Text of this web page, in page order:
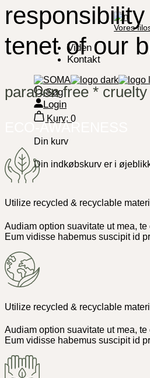
Vores
Viden
Kontakt
Søg
Login
Kurv: 0
Din kurv
Din indkøbskurv er i
tenet of our
paraben free *
ECO-AWARENESS
Utilize recycled & recyclable
Audiam option suavitate ut mea,
Eum vidisse habemus suscipit id
Utilize recycled & recyclable
Audiam option suavitate ut mea,
Eum vidisse habemus suscipit id